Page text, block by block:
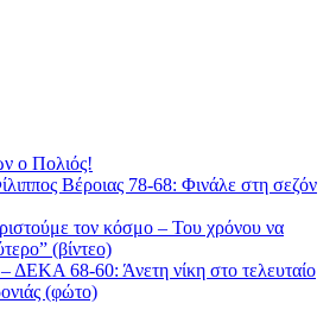
ο Πολιός!
Βέροιας 78-68: Φινάλε στη σεζόν
τον κόσμο – Του χρόνου να
(βίντεο)
ΔΕΚΑ 68-60: Άνετη νίκη στο τελευταίο
(φώτο)